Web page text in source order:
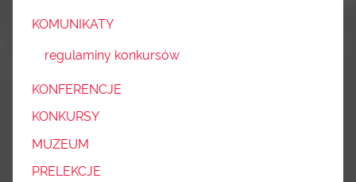
KOMUNIKATY
regulaminy konkursów
KONFERENCJE
KONKURSY
MUZEUM
PRELEKCJE